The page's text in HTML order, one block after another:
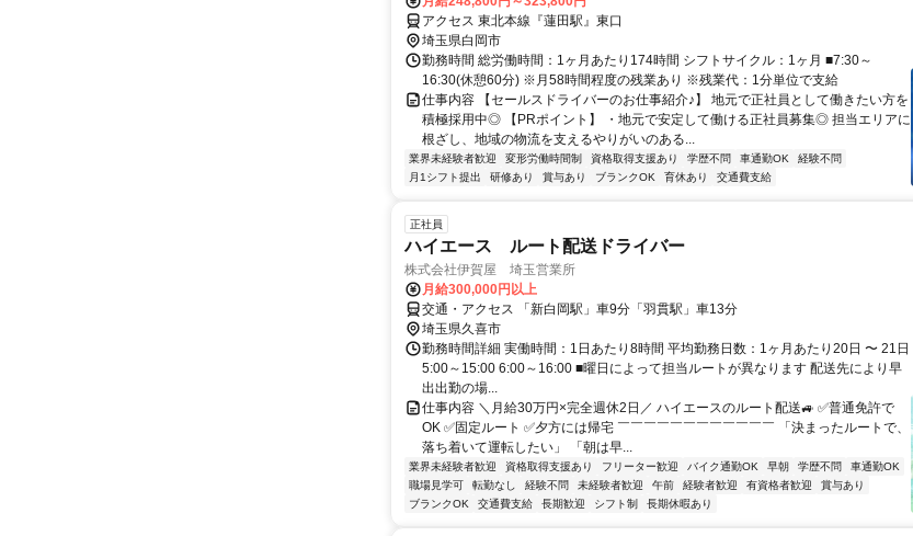
アクセス 東北本線『蓮田駅』東口
埼玉県白岡市
勤務時間 総労働時間：1ヶ月あたり174時間 シフトサイクル：1ヶ月 ■7:30～
16:30(休憩60分) ※月58時間程度の残業あり ※残業代：1分単位で支給
仕事内容 【セールスドライバーのお仕事紹介♪】 地元で正社員として働きたい方を
積極採用中◎ 【PRポイント】 ・地元で安定して働ける正社員募集◎ 担当エリアに
根ざし、地域の物流を支えるやりがいのある...
業界未経験者歓迎 変形労働時間制 資格取得支援あり 学歴不問 車通勤OK
経験不問
月1シフト提出
研修あり 賞与あり ブランクOK 育休あり 交通費支給
正社員
ハイエース ルート配送ドライバー
株式会社伊賀屋 埼玉営業所
月給300,000円以上
交通・アクセス 「新白岡駅」車9分「羽貫駅」車13分
埼玉県久喜市
勤務時間詳細 実働時間：1日あたり8時間 平均勤務日数：1ヶ月あたり20日 〜 21日
5:00～15:00 6:00～16:00 ■曜日によって担当ルートが異なります 配送先により早
出出勤の場...
仕事内容 ＼月給30万円×完全週休2日／ ハイエースのルート配送🚙 ✅普通免許で
OK ✅固定ルート ✅夕方には帰宅 ￣￣￣￣￣￣￣￣￣￣￣￣ 「決まったルートで、
落ち着いて運転したい」 「朝は早...
業界未経験者歓迎 資格取得支援あり フリーター歓迎 バイク通勤OK 早朝 学歴不問
車通勤OK
職場見学可
転勤なし 経験不問 未経験者歓迎 午前 経験者歓迎 有資格者歓迎
賞与あり
ブランクOK
交通費支給 長期歓迎 シフト制 長期休暇あり